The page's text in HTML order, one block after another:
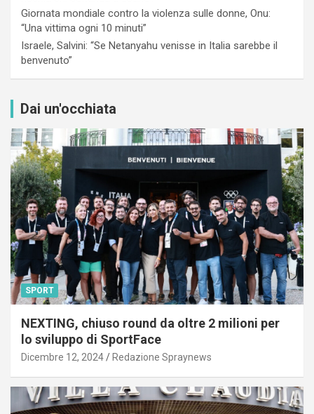
Giornata mondiale contro la violenza sulle donne, Onu:
“Una vittima ogni 10 minuti”
Israele, Salvini: “Se Netanyahu venisse in Italia sarebbe il
benvenuto”
Dai un'occhiata
SPORT
NEXTING, chiuso round da oltre 2 milioni per
lo sviluppo di SportFace
Dicembre 12, 2024 Redazione Spraynews